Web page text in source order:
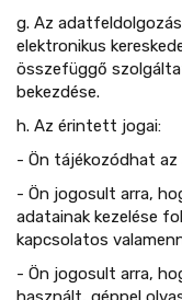
g. Az
elektronikus
összefüggő
bekezdése.
h. Az érintett jogai:
- Ön tájékozódhat az
- Ön jogosult arra,
adatainak kezelése
kapcsolatos
- Ön jogosult arra,